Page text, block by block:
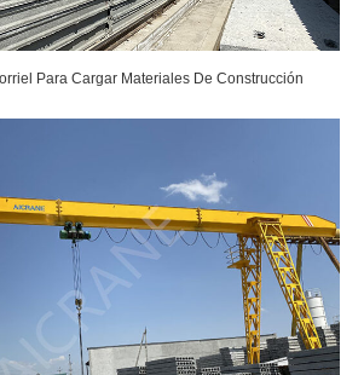
Para Cargar Materiales De Construcción